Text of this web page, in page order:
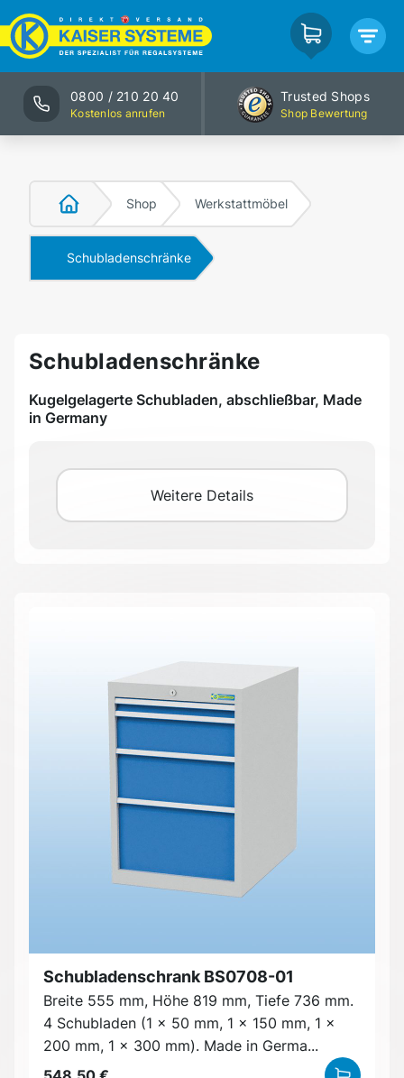
0800 / 210 20 40
Kostenlos anrufen
Trusted Shops
Shop Bewertung
Shop Werkstattmöbel
Schubladenschränke
Schubladenschränke
Kugelgelagerte Schubladen, abschließbar, Made
in Germany
Weitere Details
Schubladenschrank BS0708-01
Breite 555 mm, Höhe 819 mm, Tiefe 736 mm.
4 Schubladen (1 x 50 mm, 1 x 150 mm, 1 x
200 mm, 1 x 300 mm). Made in Germa...